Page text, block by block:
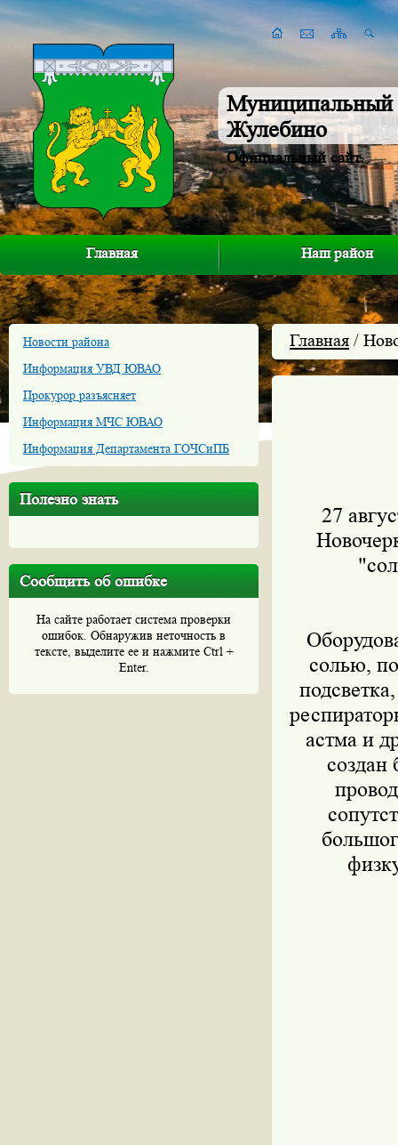
Муниципальный
Жулебино
Официальный сайт
Главная Наш район
Новости района
Информация УВД ЮВАО
Прокурор разъясняет
Информация МЧС ЮВАО
Информация Департамента ГОЧСиПБ
Полезно знать
Сообщить об ошибке
На сайте работает система проверки
ошибок. Обнаружив неточность в
тексте, выделите ее и нажмите Ctrl +
Enter.
Главная /
27
солью,
астма и
создан